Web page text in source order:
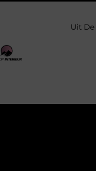
voor een veilige en
Uit